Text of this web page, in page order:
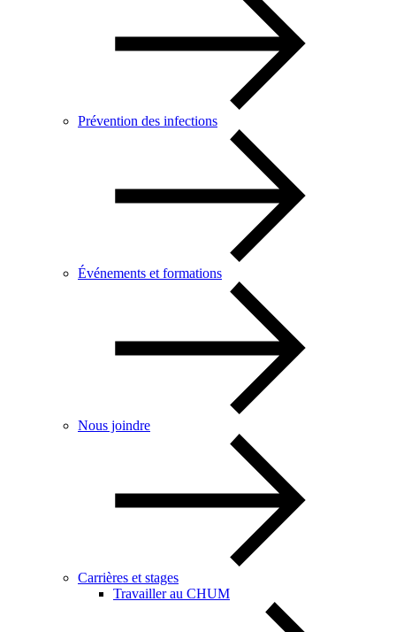
Prévention des infections
Événements et formations
Nous joindre
Carrières et stages
Travailler au CHUM